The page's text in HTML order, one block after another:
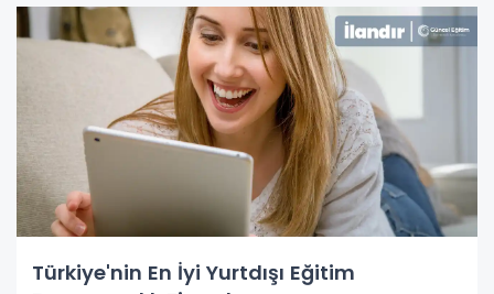
Türkiye'nin En İyi Yurtdışı Eğitim